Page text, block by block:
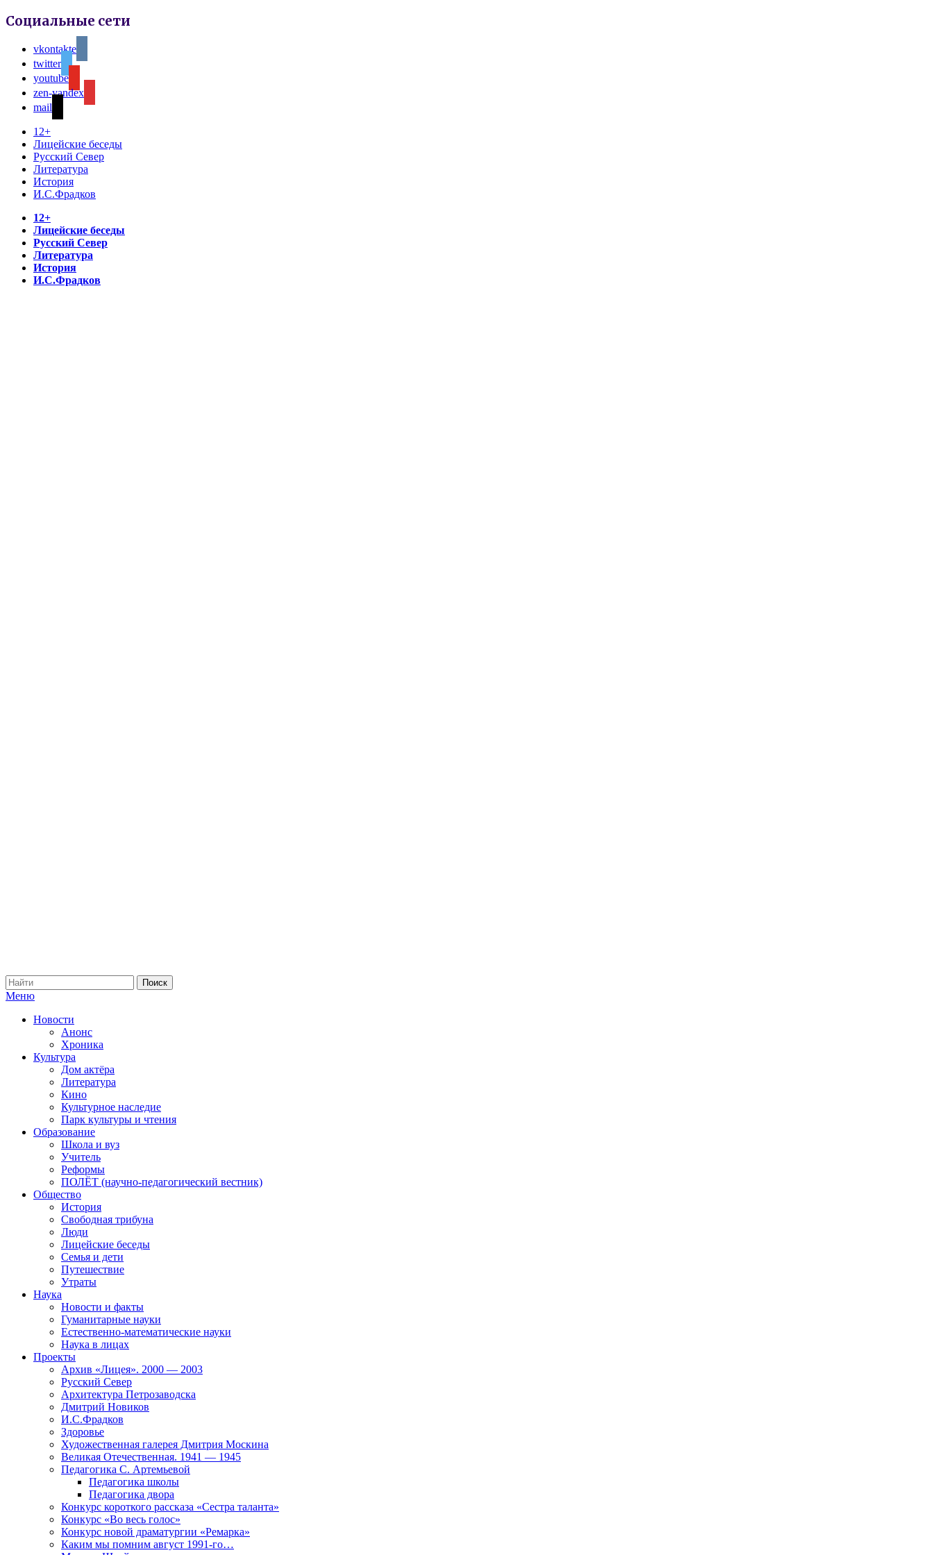
Социальные сети
vkontakte
twitter
youtube
zen-yandex
mail
12+
Лицейские беседы
Русский Север
Литература
История
И.С.Фрадков
12+
Лицейские беседы
Русский Север
Литература
История
И.С.Фрадков
Меню
Новости
Анонс
Хроника
Культура
Дом актёра
Литература
Кино
Культурное наследие
Парк культуры и чтения
Образование
Школа и вуз
Учитель
Реформы
ПОЛЁТ (научно-педагогический вестник)
Общество
История
Свободная трибуна
Люди
Лицейские беседы
Семья и дети
Путешествие
Утраты
Наука
Новости и факты
Гуманитарные науки
Естественно-математические науки
Наука в лицах
Проекты
Архив «Лицея». 2000 — 2003
Русский Север
Архитектура Петрозаводска
Дмитрий Новиков
И.С.Фрадков
Здоровье
Художественная галерея Дмитрия Москина
Великая Отечественная. 1941 — 1945
Педагогика С. Артемьевой
Педагогика школы
Педагогика двора
Конкурс короткого рассказа «Сестра таланта»
Конкурс «Во весь голос»
Конкурс новой драматургии «Ремарка»
Каким мы помним август 1991-го…